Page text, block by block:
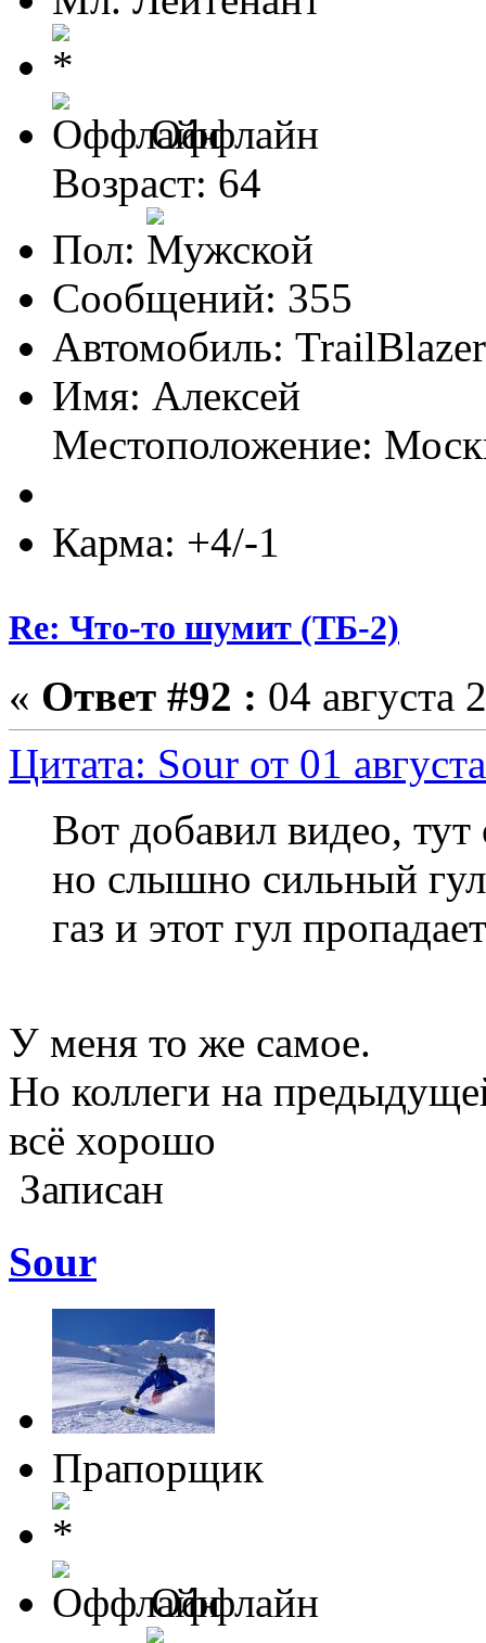
Оффлайн
Возраст: 64
Пол:
Сообщений: 355
Автомобиль:
Имя: Алексей
Местоположение:
Карма: +4/-1
Re: Что-то шумит (ТБ-2)
« Ответ #92 : 04 августа
Цитата: Sour от 01
Вот добавил видео,
но слышно сильный
газ и этот гул пропадает
У меня то же самое.
Но коллеги на
всё хорошо
Записан
Sour
Прапорщик
Оффлайн